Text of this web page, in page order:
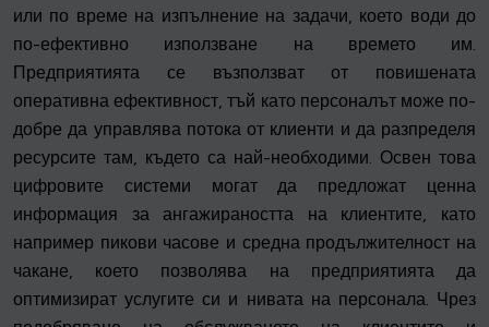
или по време на изпълнение на задачи, което води до
по-ефективно използване на времето им.
Предприятията се възползват от повишената
оперативна ефективност, тъй като персоналът може по-
добре да управлява потока от клиенти и да разпределя
ресурсите там, където са най-необходими. Освен това
цифровите системи могат да предложат ценна
информация за ангажираността на клиентите, като
например пикови часове и средна продължителност на
чакане, което позволява на предприятията да
оптимизират услугите си и нивата на персонала. Чрез